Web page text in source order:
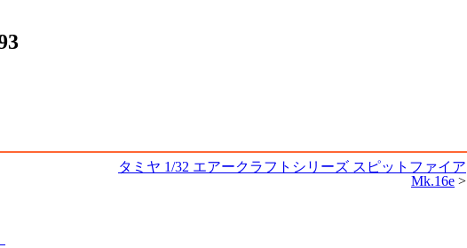
タミヤ 1/32 エアークラフトシリーズ スピットファイア
Mk.16e >